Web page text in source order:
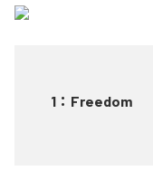
1 ： Freedom